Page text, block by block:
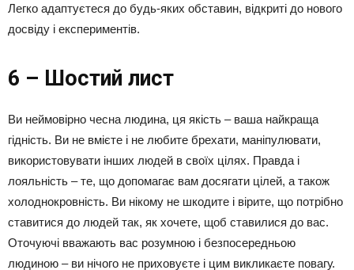
Легко адаптуєтеся до будь-яких обставин, відкриті до нового
досвіду і експериментів.
6 – Шостий лист
Ви неймовірно чесна людина, ця якість – ваша найкраща
гідність. Ви не вмієте і не любите брехати, маніпулювати,
використовувати інших людей в своїх цілях. Правда і
лояльність – те, що допомагає вам досягати цілей, а також
холоднокровність. Ви нікому не шкодите і вірите, що потрібно
ставитися до людей так, як хочете, щоб ставилися до вас.
Оточуючі вважають вас розумною і безпосередньою
людиною – ви нічого не приховуєте і цим викликаєте повагу.